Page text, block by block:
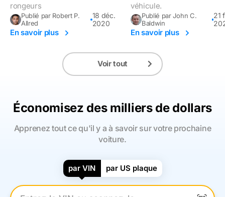
rongeurs
Publié par Robert P.
Allred
18 déc.
2020
En savoir plus
véhicule.
Publié par John C.
Baldwin
21
En savoir plus
Voir tout
Économisez des milliers de dollars
Apprenez tout ce qu'il y a à savoir sur votre prochaine
voiture.
par VIN par US plaque